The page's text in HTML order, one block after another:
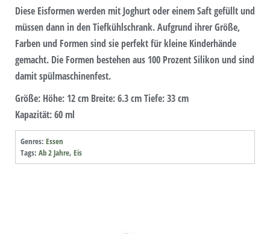
Diese Eisformen werden mit Joghurt oder einem Saft gefüllt und
müssen dann in den Tiefkühlschrank. Aufgrund ihrer Größe,
Farben und Formen sind sie perfekt für kleine Kinderhände
gemacht. Die Formen bestehen aus 100 Prozent Silikon und sind
damit spülmaschinenfest.
Größe: Höhe: 12 cm Breite: 6.3 cm Tiefe: 33 cm
Kapazität: 60 ml
Genres: Essen
Tags: Ab 2 Jahre, Eis